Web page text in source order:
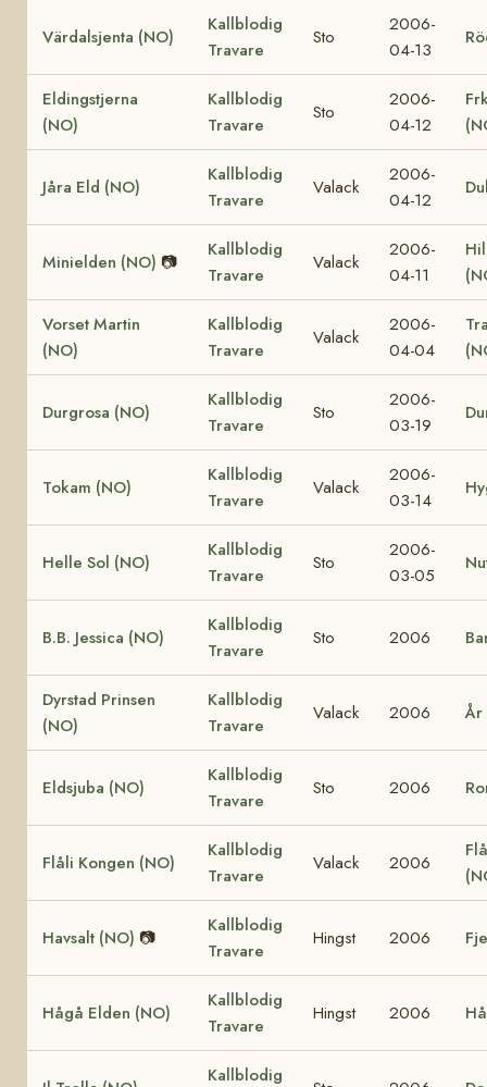
Värdalsjenta (NO)
Kallblodig
Travare
Sto
2006-
04-13
Eldingstjerna
(NO)
Kallblodig
Travare
Sto
2006-
04-12
Jåra Eld (NO)
Kallblodig
Travare
Valack
2006-
04-12
Minielden (NO) 📷
Kallblodig
Travare
Valack
2006-
04-11
Vorset Martin
(NO)
Kallblodig
Travare
Valack
2006-
04-04
Durgrosa (NO)
Kallblodig
Travare
Sto
2006-
03-19
Tokam (NO)
Kallblodig
Travare
Valack
2006-
03-14
Helle Sol (NO)
Kallblodig
Travare
Sto
2006-
03-05
B.B. Jessica (NO)
Kallblodig
Travare
Sto 2006
Dyrstad Prinsen
(NO)
Kallblodig
Travare
Valack 2006 År
Eldsjuba (NO)
Kallblodig
Travare
Sto 2006
Flåli Kongen (NO)
Kallblodig
Travare
Valack 2006
Havsalt (NO) 📷
Kallblodig
Travare
Hingst 2006
Hågå Elden (NO)
Kallblodig
Travare
Hingst 2006
Kallblodig